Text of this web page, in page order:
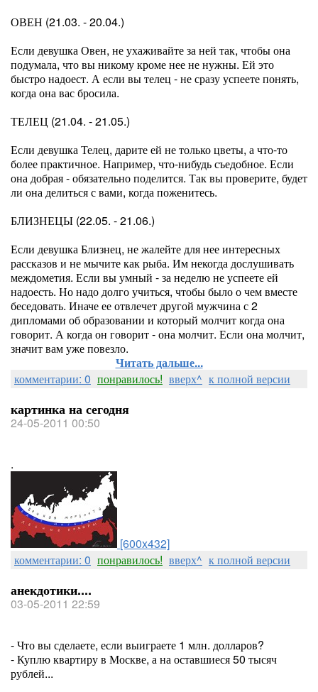
ОВЕН (21.03. - 20.04.)
Если девушка Овен, не ухаживайте за ней так, чтобы она
подумала, что вы никому кроме нее не нужны. Ей это
быстро надоест. А если вы телец - не сразу успеете понять,
когда она вас бросила.
ТЕЛЕЦ (21.04. - 21.05.)
Если девушка Телец, дарите ей не только цветы, а что-то
более практичное. Например, что-нибудь съедобное. Если
она добрая - обязательно поделится. Так вы проверите, будет
ли она делиться с вами, когда поженитесь.
БЛИЗНЕЦЫ (22.05. - 21.06.)
Если девушка Близнец, не жалейте для нее интересных
рассказов и не мычите как рыба. Им некогда дослушивать
междометия. Если вы умный - за неделю не успеете ей
надоесть. Но надо долго учиться, чтобы было о чем вместе
беседовать. Иначе ее отвлечет другой мужчина с 2
дипломами об образовании и который молчит когда она
говорит. А когда он говорит - она молчит. Если она молчит,
значит вам уже повезло.
Читать дальше...
комментарии: 0 понравилось! вверх^ к полной версии
картинка на сегодня
24-05-2011 00:50
.
[600x432]
комментарии: 0 понравилось! вверх^ к полной версии
анекдотики....
03-05-2011 22:59
- Что вы сделаете, если выиграете 1 млн. долларов?
- Куплю квартиру в Москве, а на оставшиеся 50 тысяч
рублей...